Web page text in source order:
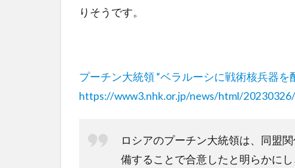
りそうです。
プーチン大統領 “ベラルーシに戦術核兵器を
https://www3.nhk.or.jp/news/html/
ロシアのプーチン大統領は、同盟
備することで合意したと明らかに